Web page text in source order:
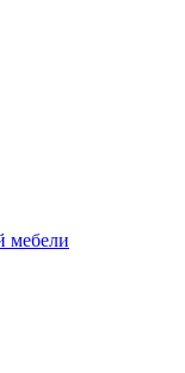
мебели